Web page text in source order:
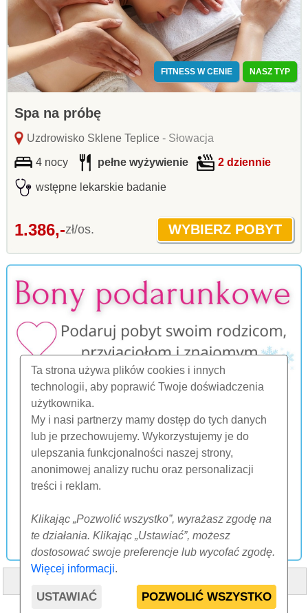
Ta strona używa plików cookies i innych
technologii, aby poprawić Twoje doświadczenia
użytkownika.
My i nasi partnerzy mamy dostęp do tych danych
lub je przechowujemy. Wykorzystujemy je do
ulepszania funkcjonalności naszej strony,
anonimowej analizy ruchu oraz personalizacji
treści i reklam.
Klikając „Pozwolić wszystko”, wyrażasz zgodę na
te działania. Klikając „Ustawiać”, możesz
dostosować swoje preferencje lub wycofać zgodę.
Więcej informacji.
USTAWIAĆ POZWOLIĆ WSZYSTKO
FITNESS W CENIE NASZ TYP
Spa na próbę
Uzdrowisko Sklene Teplice- Słowacja
4 nocy pełne wyżywienie 2 dziennie
wstępne lekarskie badanie
1.386,-zł/os.
© 2000-2026 CK SUNFLOWERS agency, s.r.o.